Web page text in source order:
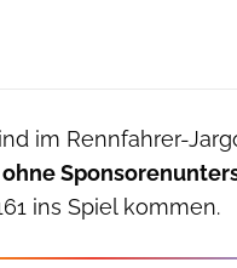
im Rennfahrer-
ins Spiel kommen.